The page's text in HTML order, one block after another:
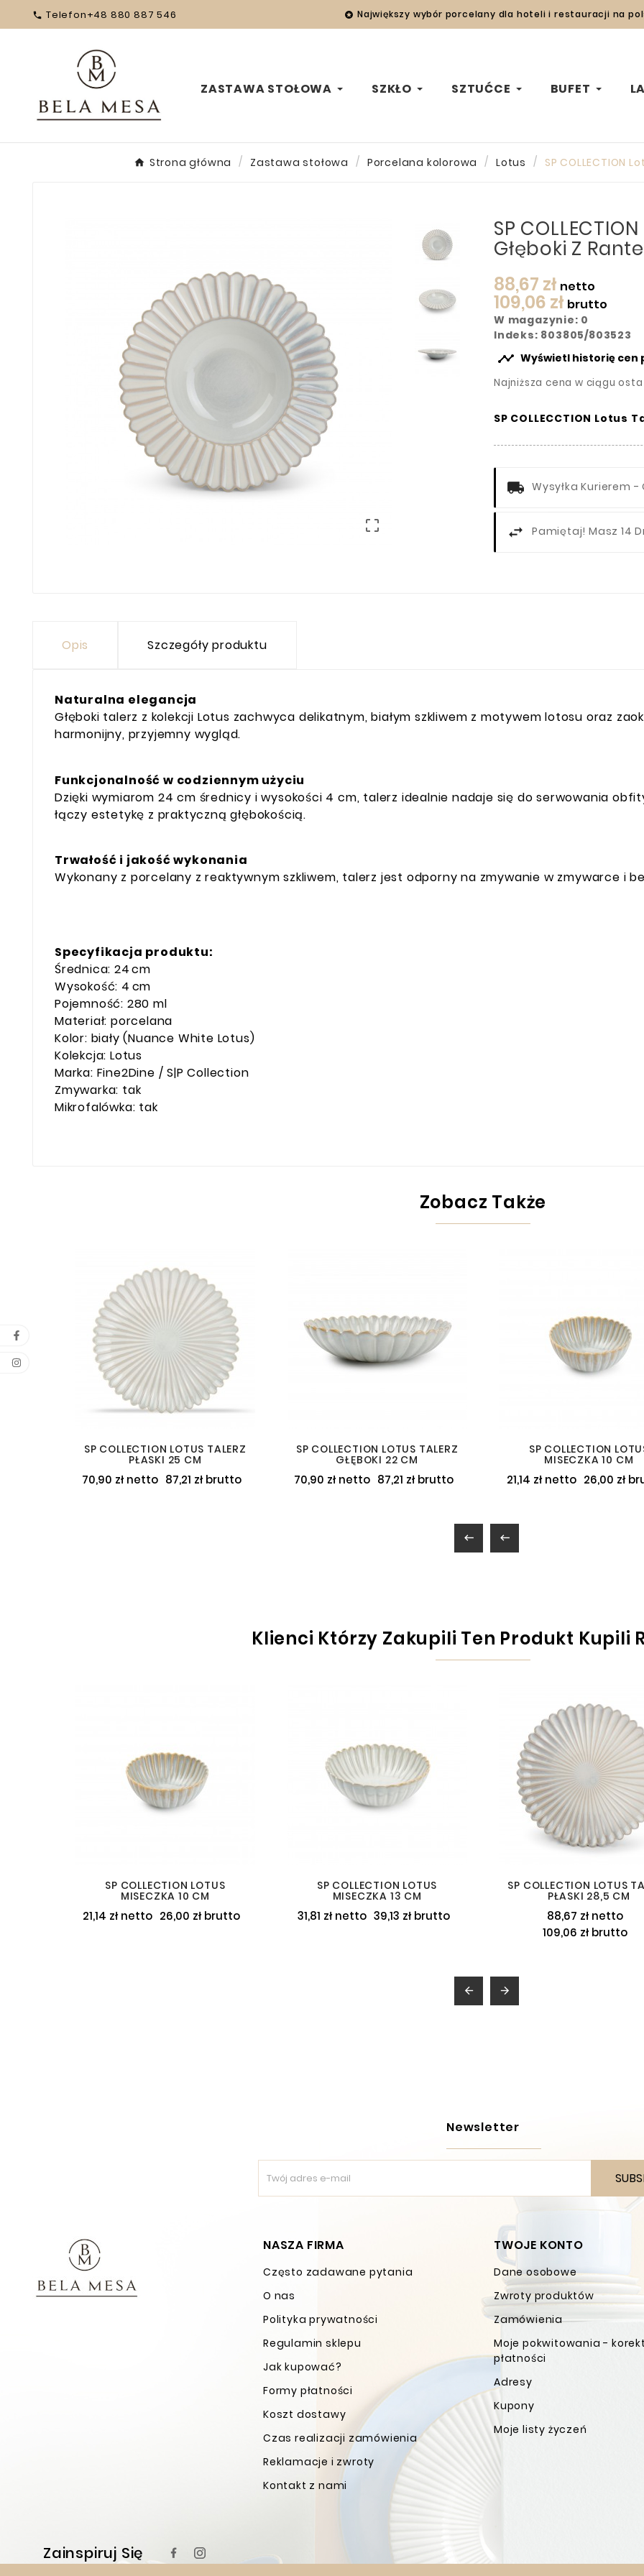
 Telefon+48 880 887 546  Największy wybór porcelany dla hoteli i restauracji na
ZASTAWA STOŁOWA SZKŁO SZTUĆCE BUFET
Strona główna Zastawa stołowa Porcelana kolorowa Lotus SP COLLECTION

SP
Głęboki Z
88,67 zł netto
109,06 zł brutto
W magazynie: 0
Indeks: 803805/803523
 Wyświetl historię cen
Najniższa cena w ciągu
SP COLLECCTION Lotus
Wysyłka Kurierem -
Pamiętaj! Masz 14
Opis Szczegóły produktu
Naturalna elegancja
Głęboki talerz z kolekcji Lotus zachwyca delikatnym, białym szkliwem z motywem lotosu oraz
harmonijny, przyjemny wygląd.
Funkcjonalność w codziennym użyciu
Dzięki wymiarom 24 cm średnicy i wysokości 4 cm, talerz idealnie nadaje się do serwowania
łączy estetykę z praktyczną głębokością.
Trwałość i jakość wykonania
Wykonany z porcelany z reaktywnym szkliwem, talerz jest odporny na zmywanie w zmywarce i
Specyfikacja produktu:
Średnica: 24 cm
Wysokość: 4 cm
Pojemność: 280 ml
Materiał: porcelana
Kolor: biały (Nuance White Lotus)
Kolekcja: Lotus
Marka: Fine2Dine / S|P Collection
Zmywarka: tak
Mikrofalówka: tak
Zobacz Także
SP COLLECTION LOTUS TALERZ
PŁASKI 25 CM
70,90 zł netto 87,21 zł brutto
SP COLLECTION LOTUS TALERZ
GŁĘBOKI 22 CM
70,90 zł netto 87,21 zł brutto
SP COLLECTION
MISECZKA 10 CM
21,14 zł netto 26,00 zł
 
Klienci Którzy Zakupili Ten Produkt Kupili
SP COLLECTION LOTUS
MISECZKA 10 CM
21,14 zł netto 26,00 zł brutto
SP COLLECTION LOTUS
MISECZKA 13 CM
31,81 zł netto 39,13 zł brutto
SP COLLECTION LOTUS
PŁASKI 28,5 CM
88,67 zł netto
109,06 zł brutto
 
Newsletter
NASZA FIRMA
Często zadawane pytania
O nas
Polityka prywatności
Regulamin sklepu
Jak kupować?
Formy płatności
Koszt dostawy
Czas realizacji zamówienia
Reklamacje i zwroty
Kontakt z nami
TWOJE KONTO
Dane osobowe
Zwroty produktów
Zamówienia
Moje pokwitowania -
płatności
Adresy
Kupony
Moje listy życzeń
Zainspiruj Się